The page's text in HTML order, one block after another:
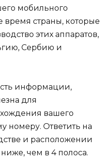
мобильного
время страны, которые
этих аппаратов,
Сербию и
информации,
для
вашего
номеру. Ответить на
и расположении
чем в 4 полоса.